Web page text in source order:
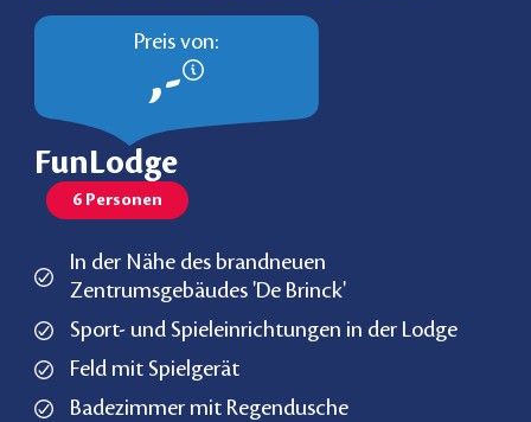
Preis von:
,-
FunLodge
6 Personen
In der Nähe des brandneuen
Zentrumsgebäudes 'De Brinck'
Sport- und Spieleinrichtungen in der Lodge
Feld mit Spielgerät
Badezimmer mit Regendusche